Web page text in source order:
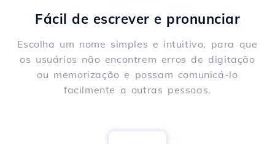
Fácil de escrever e pronunciar
Escolha um nome simples e intuitivo, para que
os usuários não encontrem erros de digitação
ou memorização e possam comunicá-lo
facilmente a outras pessoas.